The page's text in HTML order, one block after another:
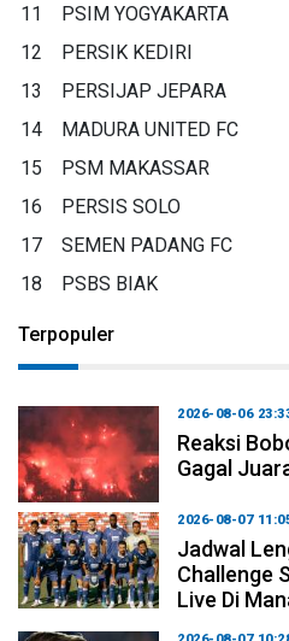
11
PSIM YOGYAKARTA
12
PERSIK KEDIRI
13
PERSIJAP JEPARA
14
MADURA UNITED FC
15
PSM MAKASSAR
16
PERSIS SOLO
17
SEMEN PADANG FC
18
PSBS BIAK
Terpopuler
2026-08-06
Reaksi
Gagal
2026-08-07
Jadwal
Challenge
Live Di